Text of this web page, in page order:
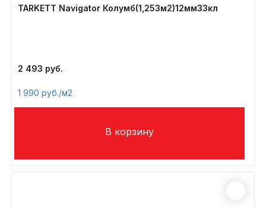
TARKETT Navigator Колумб(1,253м2)12мм33кл
2 493
1 990 /м2